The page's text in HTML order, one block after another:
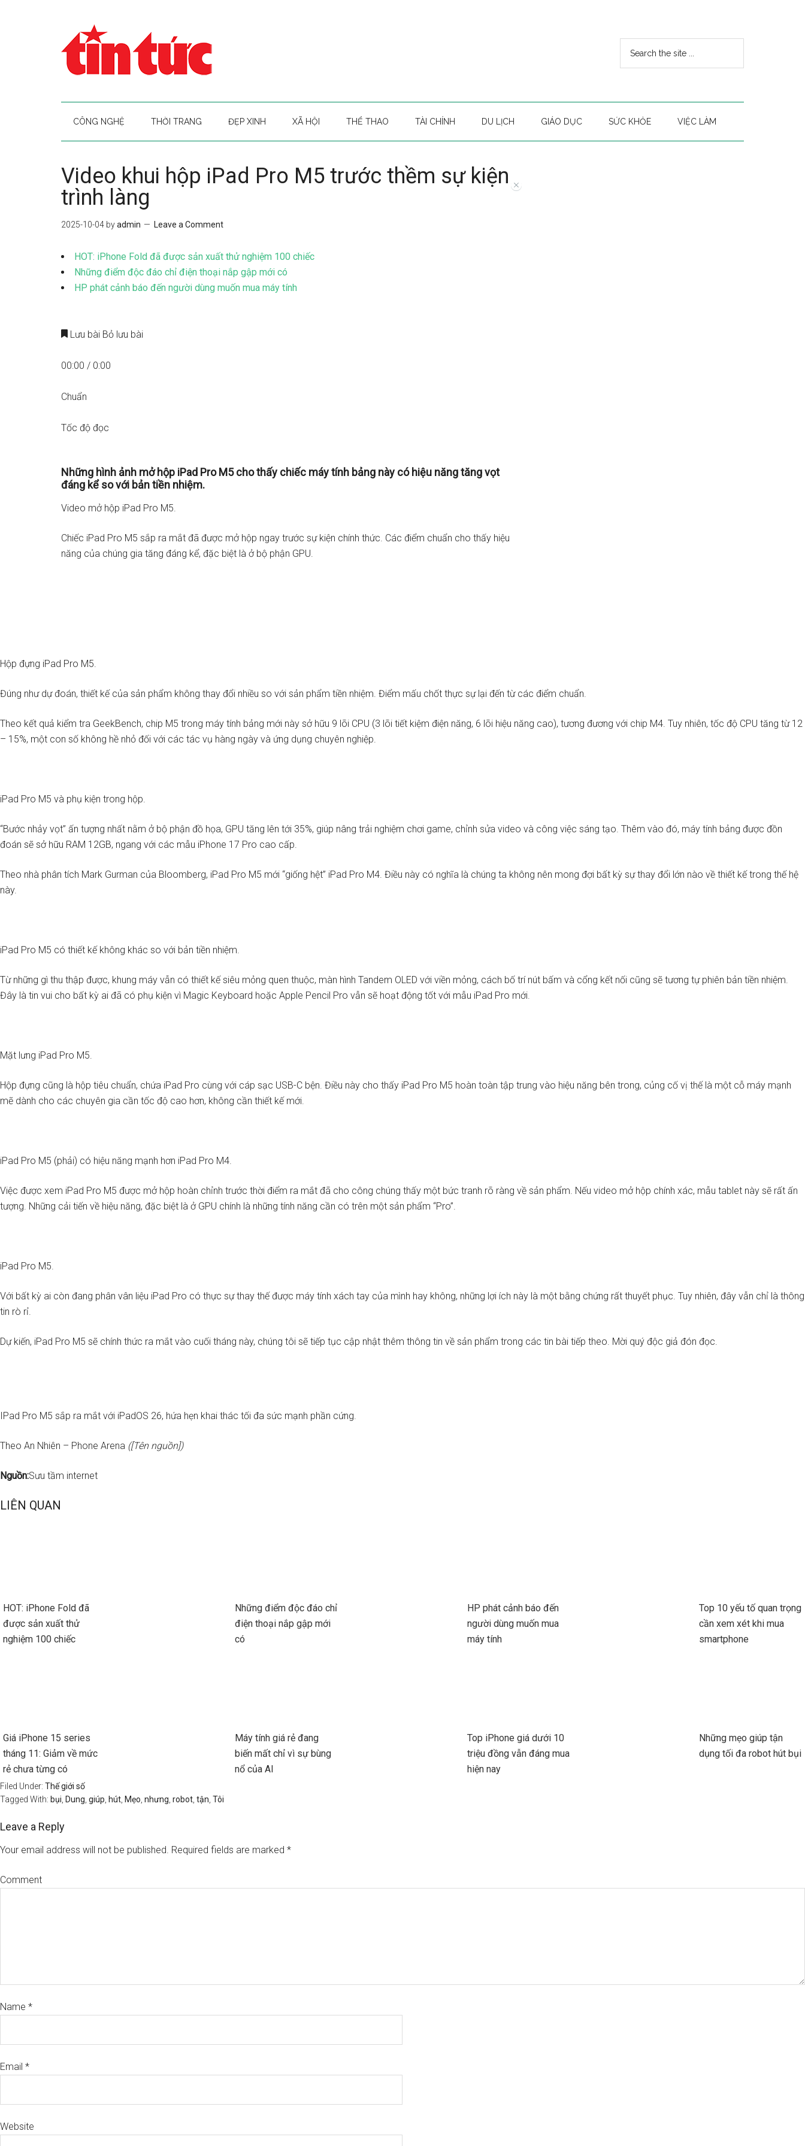
CÔNG NGHỆ THỜI TRANG ĐẸP XINH XÃ HỘI THỂ THAO TÀI CHÍNH DU LỊCH GIÁO DỤC SỨC KHỎE VIỆC LÀM
Video khui hộp iPad Pro M5 trước thềm sự kiện
trình làng
2025-10-04 byadmin Leave a Comment
HOT: iPhone Fold đã được sản xuất thử nghiệm 100 chiếc
Những điểm độc đáo chỉ điện thoại nắp gập mới có
HP phát cảnh báo đến người dùng muốn mua máy tính
Lưu bài Bỏ lưu bài
00:00 / 0:00
Chuẩn
Tốc độ đọc
Những hình ảnh mở hộp iPad Pro M5 cho thấy chiếc máy tính bảng này có hiệu năng tăng vọt
đáng kể so với bản tiền nhiệm.
Video mở hộp iPad Pro M5.
Chiếc iPad Pro M5 sắp ra mắt đã được mở hộp ngay trước sự kiện chính thức. Các điểm chuẩn cho thấy hiệu
năng của chúng gia tăng đáng kể, đặc biệt là ở bộ phận GPU.
Hộp đựng iPad Pro M5.
Đúng như dự đoán, thiết kế của sản phẩm không thay đổi nhiều so với sản phẩm tiền nhiệm. Điểm mấu chốt thực sự lại đến từ các điểm chuẩn.
Theo kết quả kiểm tra GeekBench, chip M5 trong máy tính bảng mới này sở hữu 9 lõi CPU (3 lõi tiết kiệm điện năng, 6 lõi hiệu năng cao), tương đương với chip M4. Tuy nhiên, tốc độ CPU tăng từ 12
– 15%, một con số không hề nhỏ đối với các tác vụ hàng ngày và ứng dụng chuyên nghiệp.
iPad Pro M5 và phụ kiện trong hộp.
“Bước nhảy vọt” ấn tượng nhất nằm ở bộ phận đồ họa, GPU tăng lên tới 35%, giúp nâng trải nghiệm chơi game, chỉnh sửa video và công việc sáng tạo. Thêm vào đó, máy tính bảng được đồn
đoán sẽ sở hữu RAM 12GB, ngang với các mẫu iPhone 17 Pro cao cấp.
Theo nhà phân tích Mark Gurman của Bloomberg, iPad Pro M5 mới “giống hệt” iPad Pro M4. Điều này có nghĩa là chúng ta không nên mong đợi bất kỳ sự thay đổi lớn nào về thiết kế trong thế hệ
này.
iPad Pro M5 có thiết kế không khác so với bản tiền nhiệm.
Từ những gì thu thập được, khung máy vẫn có thiết kế siêu mỏng quen thuộc, màn hình Tandem OLED với viền mỏng, cách bố trí nút bấm và cổng kết nối cũng sẽ tương tự phiên bản tiền nhiệm.
Đây là tin vui cho bất kỳ ai đã có phụ kiện vì Magic Keyboard hoặc Apple Pencil Pro vẫn sẽ hoạt động tốt với mẫu iPad Pro mới.
Mặt lưng iPad Pro M5.
Hộp đựng cũng là hộp tiêu chuẩn, chứa iPad Pro cùng với cáp sạc USB-C bện. Điều này cho thấy iPad Pro M5 hoàn toàn tập trung vào hiệu năng bên trong, củng cố vị thế là một cỗ máy mạnh
mẽ dành cho các chuyên gia cần tốc độ cao hơn, không cần thiết kế mới.
iPad Pro M5 (phải) có hiệu năng mạnh hơn iPad Pro M4.
Việc được xem iPad Pro M5 được mở hộp hoàn chỉnh trước thời điểm ra mắt đã cho công chúng thấy một bức tranh rõ ràng về sản phẩm. Nếu video mở hộp chính xác, mẫu tablet này sẽ rất ấn
tượng. Những cải tiến về hiệu năng, đặc biệt là ở GPU chính là những tính năng cần có trên một sản phẩm “Pro”.
iPad Pro M5.
Với bất kỳ ai còn đang phân vân liệu iPad Pro có thực sự thay thế được máy tính xách tay của mình hay không, những lợi ích này là một bằng chứng rất thuyết phục. Tuy nhiên, đây vẫn chỉ là thông
tin rò rỉ.
Dự kiến, ​​iPad Pro M5 sẽ chính thức ra mắt vào cuối tháng này, chúng tôi sẽ tiếp tục cập nhật thêm thông tin về sản phẩm trong các tin bài tiếp theo. Mời quý độc giả đón đọc.
IPad Pro M5 sắp ra mắt với iPadOS 26, hứa hẹn khai thác tối đa sức mạnh phần cứng.
Theo An Nhiên – Phone Arena ([Tên nguồn])
Nguồn:Sưu tầm internet
LIÊN QUAN
HOT: iPhone Fold đã
được sản xuất thử
nghiệm 100 chiếc
Những điểm độc đáo chỉ
điện thoại nắp gập mới
có
HP phát cảnh báo đến
người dùng muốn mua
máy tính
Top 10 yếu tố quan trọng
cần xem xét khi mua
smartphone
Giá iPhone 15 series
tháng 11: Giảm về mức
rẻ chưa từng có
Máy tính giá rẻ đang
biến mất chỉ vì sự bùng
nổ của AI
Top iPhone giá dưới 10
triệu đồng vẫn đáng mua
hiện nay
Những mẹo giúp tận
dụng tối đa robot hút bụi
Filed Under: Thế giới số
Tagged With: bụi Dung giúp hút Mẹo nhưng robot tận Tôi
Leave a Reply
Your email address will not be published. Required fields are marked *
Comment
Name *
Email *
Website